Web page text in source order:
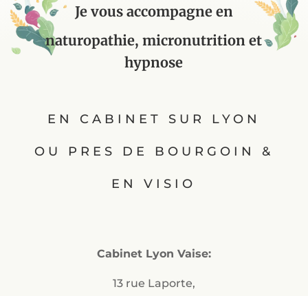
Je vous accompagne en
naturopathie, micronutrition et
hypnose
EN CABINET SUR LYON
OU PRES DE BOURGOIN &
EN VISIO
Cabinet Lyon Vaise:
13 rue Laporte,